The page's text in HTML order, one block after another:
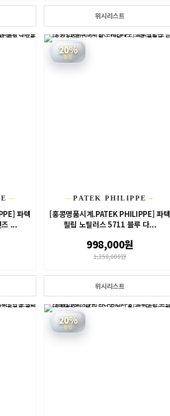
위시리스트
파텍
즈 ...
20%
할인
PATEK PHILIPPE
[홍콩명품시계.PATEK PHILIPPE] 파텍
필립 노틸러스 5711 블루 다...
998,000원
1,250,000원
위시리스트
20%
할인